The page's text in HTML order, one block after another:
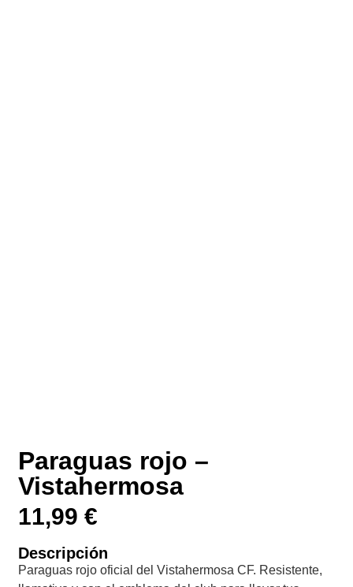
Paraguas rojo –
Vistahermosa
11,99€
Descripción
Paraguas rojo oficial del Vistahermosa CF. Resistente,